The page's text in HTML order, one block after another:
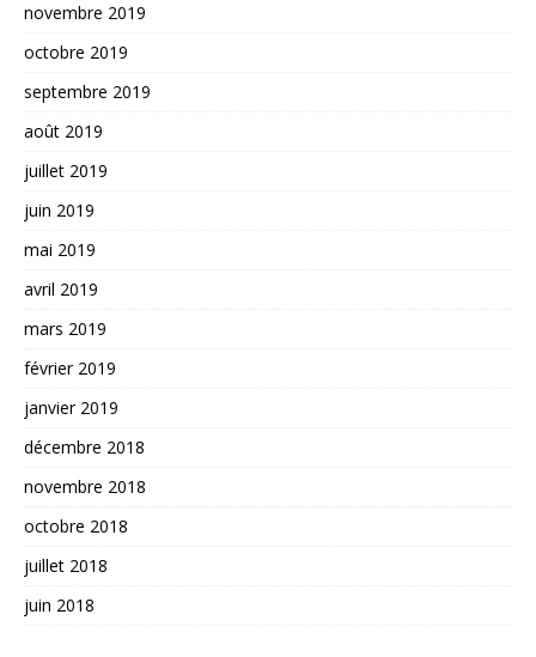
novembre 2019
octobre 2019
septembre 2019
août 2019
juillet 2019
juin 2019
mai 2019
avril 2019
mars 2019
février 2019
janvier 2019
décembre 2018
novembre 2018
octobre 2018
juillet 2018
juin 2018